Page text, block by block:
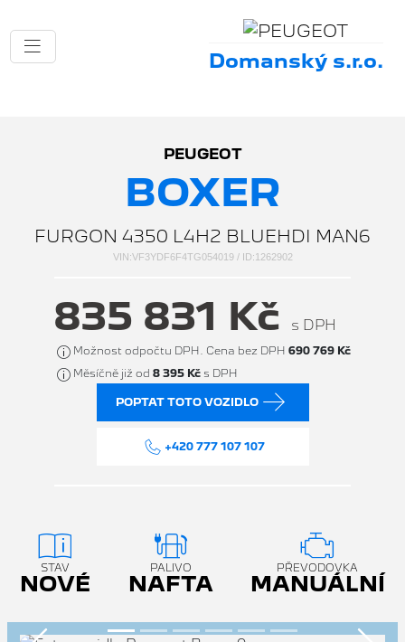
Domanský s.r.o.
PEUGEOT
BOXER
FURGON 4350 L4H2 BLUEHDI MAN6
VIN:VF3YDF6F4TG054019 / ID:1262902
835 831 Kč s DPH
Možnost odpočtu DPH. Cena bez DPH 690 769 Kč
Měsíčně již od 8 395 Kč s DPH
POPTAT TOTO VOZIDLO
+420 777 107 107
STAV
NOVÉ
PALIVO
NAFTA
PŘEVODOVKA
MANUÁLNÍ